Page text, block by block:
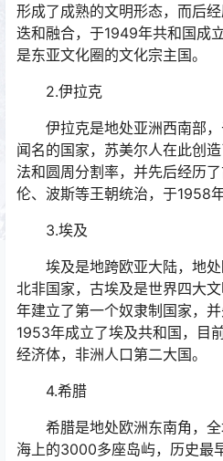
形成了成熟的文明形态，而后
迭和融合，于1949年共和国成
是东亚文化圈的文化宗主国。
2.伊拉克
伊拉克是地处亚洲西南部，
闻名的国家，苏美尔人在此创
法和圆周分割率，并先后经历
伦、波斯等王朝统治，于1958
3.埃及
埃及是地跨欧亚大陆，地处
北非国家，古埃及是世界四大
年建立了第一个奴隶制国家，
1953年成立了埃及共和国，目
经济体，非洲人口第二大国。
4.希腊
希腊是地处欧洲东南角，全
海上的3000多座岛屿，历史最